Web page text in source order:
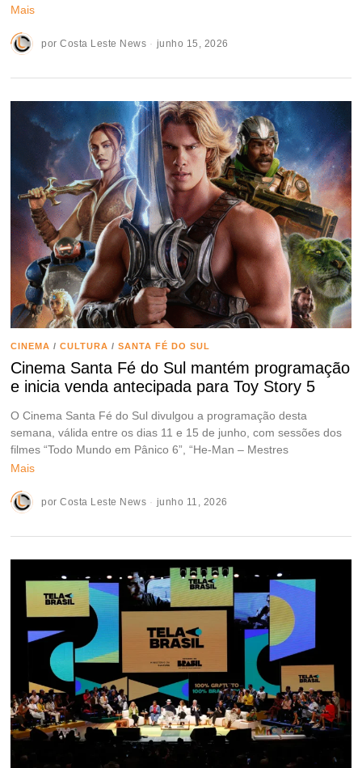
Mais
porCosta Leste News junho 15, 2026
CINEMA / CULTURA / SANTA FÉ DO SUL
Cinema Santa Fé do Sul mantém programação
e inicia venda antecipada para Toy Story 5
O Cinema Santa Fé do Sul divulgou a programação desta
semana, válida entre os dias 11 e 15 de junho, com sessões dos
filmes “Todo Mundo em Pânico 6”, “He-Man – Mestres
Mais
porCosta Leste News junho 11, 2026